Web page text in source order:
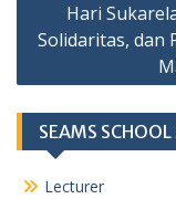
Hari
Solidaritas, dan
SEAMS
Lecturer